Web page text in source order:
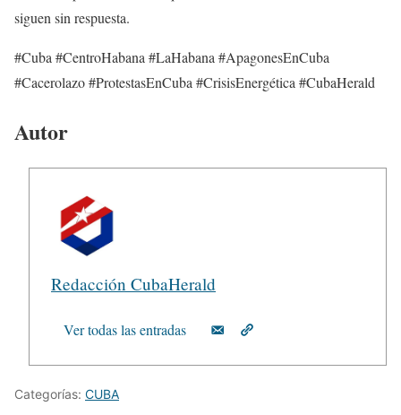
siguen sin respuesta.
#Cuba #CentroHabana #LaHabana #ApagonesEnCuba
#Cacerolazo #ProtestasEnCuba #CrisisEnergética #CubaHerald
Autor
Redacción CubaHerald
Ver todas las entradas
Categorías: CUBA